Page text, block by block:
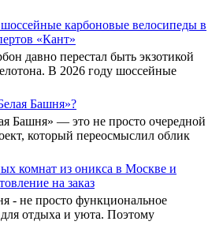
карбоновые велосипеды в
«Кант»
давно перестал быть экзотикой
В 2026 году шоссейные
Башня»?
Башня» — это не просто очередной
который переосмыслил облик
комнат из оникса в Москве и
на заказ
- не просто функциональное
для отдыха и уюта. Поэтому